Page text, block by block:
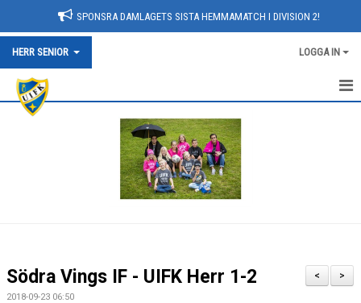
SPONSRA DAMLAGETS SISTA HEMMAMATCH I DIVISION 2!
HERR SENIOR LOGGA IN
NYHETER
DOKUMENT
>
<
Södra Vings IF - UIFK Herr 1-2
2018-09-23 06:50